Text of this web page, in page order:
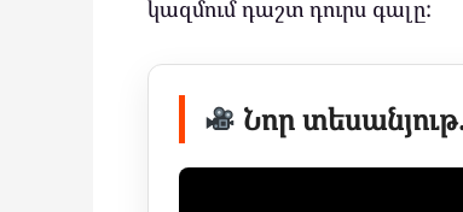
կազմում դաշտ դուրս գալը:
Նոր